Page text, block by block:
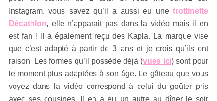
Instagram, vous savez qu’il a aussi eu une trottinette
Décathlon, elle n’apparait pas dans la vidéo mais il en
est fan ! Il a également reçu des Kapla. La marque vise
que c’est adapté à partir de 3 ans et je crois qu’ils ont
raison. Les formes qu’il possède déjà (vues ici) sont pour
le moment plus adaptées à son âge. Le gâteau que vous
voyez dans la vidéo correspond à celui du goûter pris
avec ses cousines. Il en a eu un autre au dîner le soir